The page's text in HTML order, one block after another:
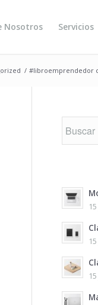
Nosotros Servicios
/ #libroemprendedor